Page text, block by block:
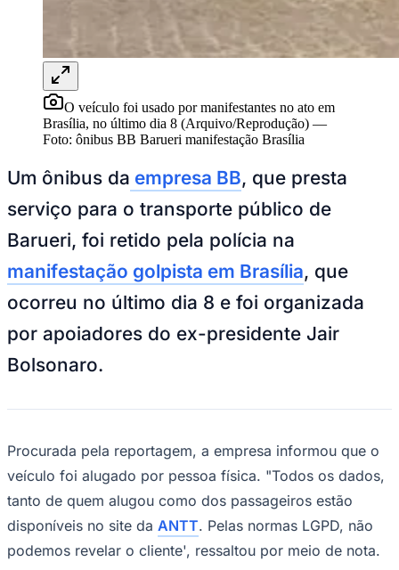
Panorama Econômico
Para Sua Empresa
Anuncie no Portal
Publicidade Legal
NBA
Fórmula 1
UFC
Tênis (ATP)
NHL
Atletismo
Vôlei
Paulistão
Libertadores
Sul-Americana
Copa América
Champions League
Premier League
La Liga
O veículo foi usado por manifestantes no ato em
Brasília, no último dia 8 (Arquivo/Reprodução) —
Foto: ônibus BB Barueri manifestação Brasília
Um ônibus da empresa BB, que presta
serviço para o transporte público de
Barueri, foi retido pela polícia na
manifestação golpista em Brasília, que
ocorreu no último dia 8 e foi organizada
por apoiadores do ex-presidente Jair
Bolsonaro.
Procurada pela reportagem, a empresa informou que o
veículo foi alugado por pessoa física. "Todos os dados,
tanto de quem alugou como dos passageiros estão
disponíveis no site da ANTT. Pelas normas LGPD, não
podemos revelar o cliente', ressaltou por meio de nota.